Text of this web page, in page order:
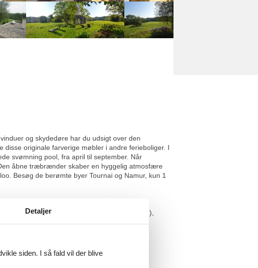
og skydedøre har du udsigt over den
originale farverige møbler i andre ferieboliger. I
svømning pool, fra april til september. Når
åbne træbrænder skaber en hyggelig atmosfære
Besøg de berømte byer Tournai og Namur, kun 1
soveværelse(enkeltseng, dobbeltseng),
håndvask, toilet), tagterrasse) Poolhus:
have, havemøbler, grill, legeredskaber
Detaljer
siden. I så fald vil der blive